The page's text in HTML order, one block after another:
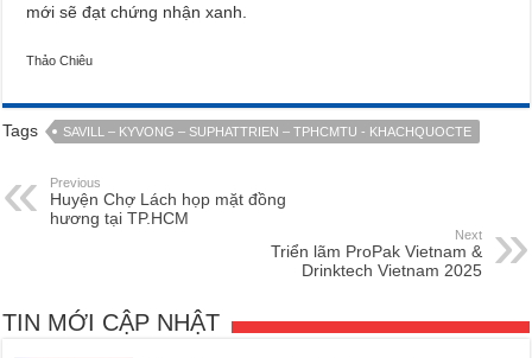
mới sẽ đạt chứng nhận xanh.
Thảo Chiêu
Tags SAVILL – KYVONG – SUPHATTRIEN – TPHCMTU - KHACHQUOCTE
Previous
Huyện Chợ Lách họp mặt đồng
hương tại TP.HCM
Next
Triển lãm ProPak Vietnam &
Drinktech Vietnam 2025
TIN MỚI CẬP NHẬT